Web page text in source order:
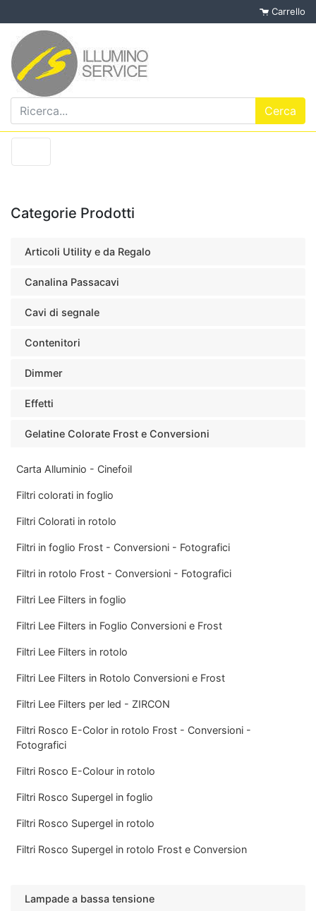
Carrello
Categorie Prodotti
Articoli Utility e da Regalo
Canalina Passacavi
Cavi di segnale
Contenitori
Dimmer
Effetti
Gelatine Colorate Frost e Conversioni
Carta Alluminio - Cinefoil
Filtri colorati in foglio
Filtri Colorati in rotolo
Filtri in foglio Frost - Conversioni - Fotografici
Filtri in rotolo Frost - Conversioni - Fotografici
Filtri Lee Filters in foglio
Filtri Lee Filters in Foglio Conversioni e Frost
Filtri Lee Filters in rotolo
Filtri Lee Filters in Rotolo Conversioni e Frost
Filtri Lee Filters per led - ZIRCON
Filtri Rosco E-Color in rotolo Frost - Conversioni -
Fotografici
Filtri Rosco E-Colour in rotolo
Filtri Rosco Supergel in foglio
Filtri Rosco Supergel in rotolo
Filtri Rosco Supergel in rotolo Frost e Conversion
Lampade a bassa tensione